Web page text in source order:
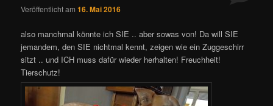
Veröffentlicht am16. Mai 2016
also manchmal könnte ich SIE .. aber sowas von! Da will SIE
jemandem, den SIE nichtmal kennt, zeigen wie ein Zuggeschirr
sitzt .. und ICH muss dafür wieder herhalten! Freuchheit!
Tierschutz!